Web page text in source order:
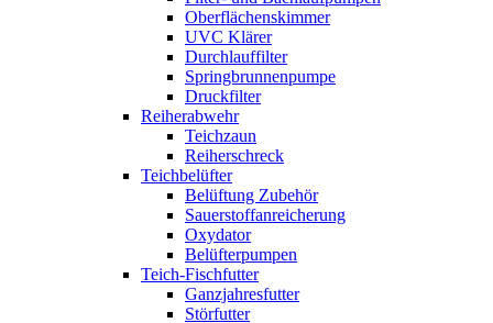
Oberflächenskimmer
UVC Klärer
Durchlauffilter
Springbrunnenpumpe
Druckfilter
Reiherabwehr
Teichzaun
Reiherschreck
Teichbelüfter
Belüftung Zubehör
Sauerstoffanreicherung
Oxydator
Belüfterpumpen
Teich-Fischfutter
Ganzjahresfutter
Störfutter